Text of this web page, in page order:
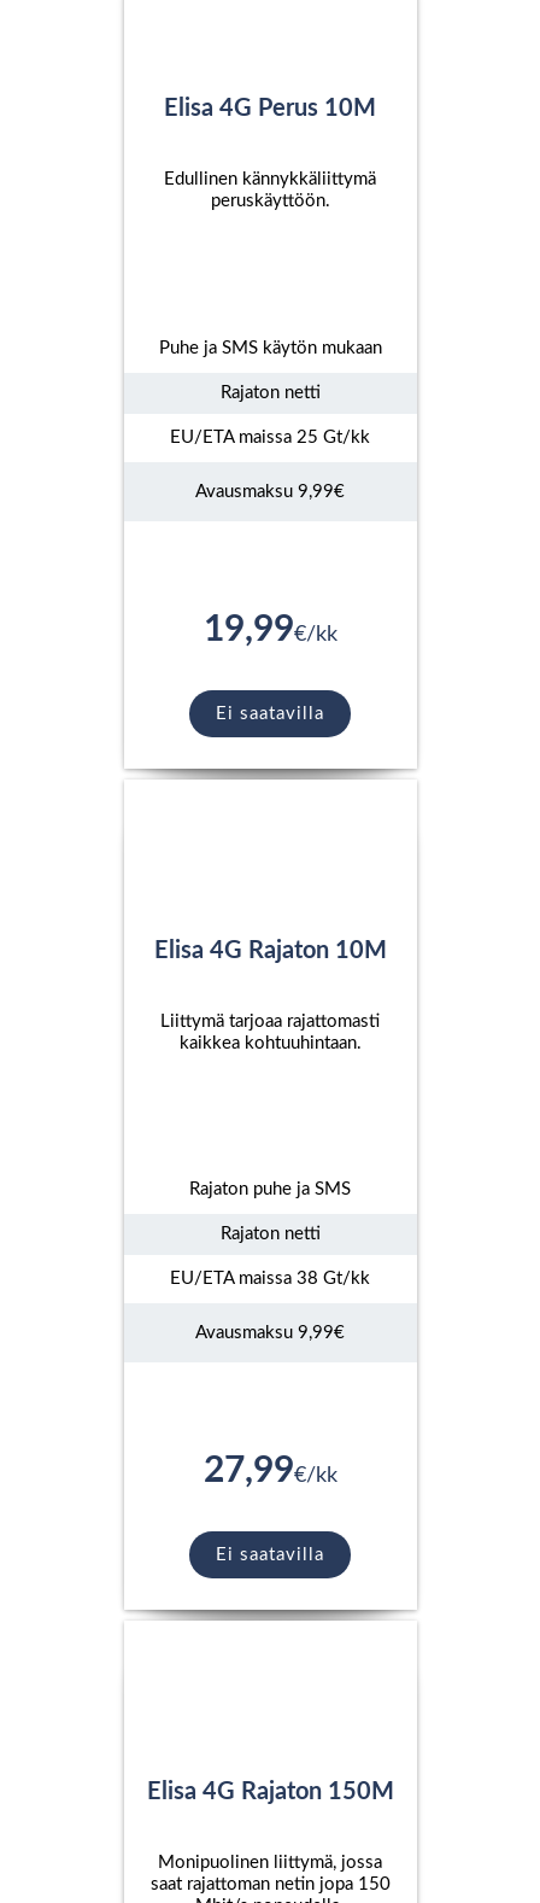
Elisa 4G Perus 10M
Edullinen kännykkäliittymä
peruskäyttöön.
Puhe ja SMS käytön mukaan
Rajaton netti
EU/ETA maissa 25 Gt/kk
Avausmaksu 9,99€
19,99€/kk
Ei saatavilla
Elisa 4G Rajaton 10M
Liittymä tarjoaa rajattomasti
kaikkea kohtuuhintaan.
Rajaton puhe ja SMS
Rajaton netti
EU/ETA maissa 38 Gt/kk
Avausmaksu 9,99€
27,99€/kk
Ei saatavilla
Elisa 4G Rajaton 150M
Monipuolinen liittymä, jossa
saat rajattoman netin jopa 150